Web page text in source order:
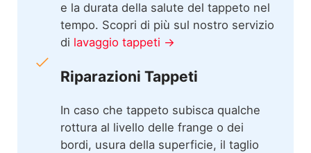
e la durata della salute del tappeto nel
tempo. Scopri di più sul nostro servizio
di lavaggio tappeti →
Riparazioni Tappeti
In caso che tappeto subisca qualche
rottura al livello delle frange o dei
bordi, usura della superficie, il taglio